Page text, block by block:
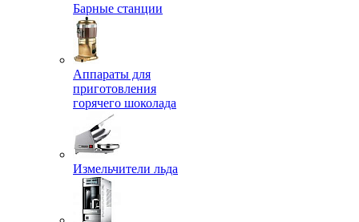
Барные станции
Аппараты для
приготовления
горячего шоколада
Измельчители льда